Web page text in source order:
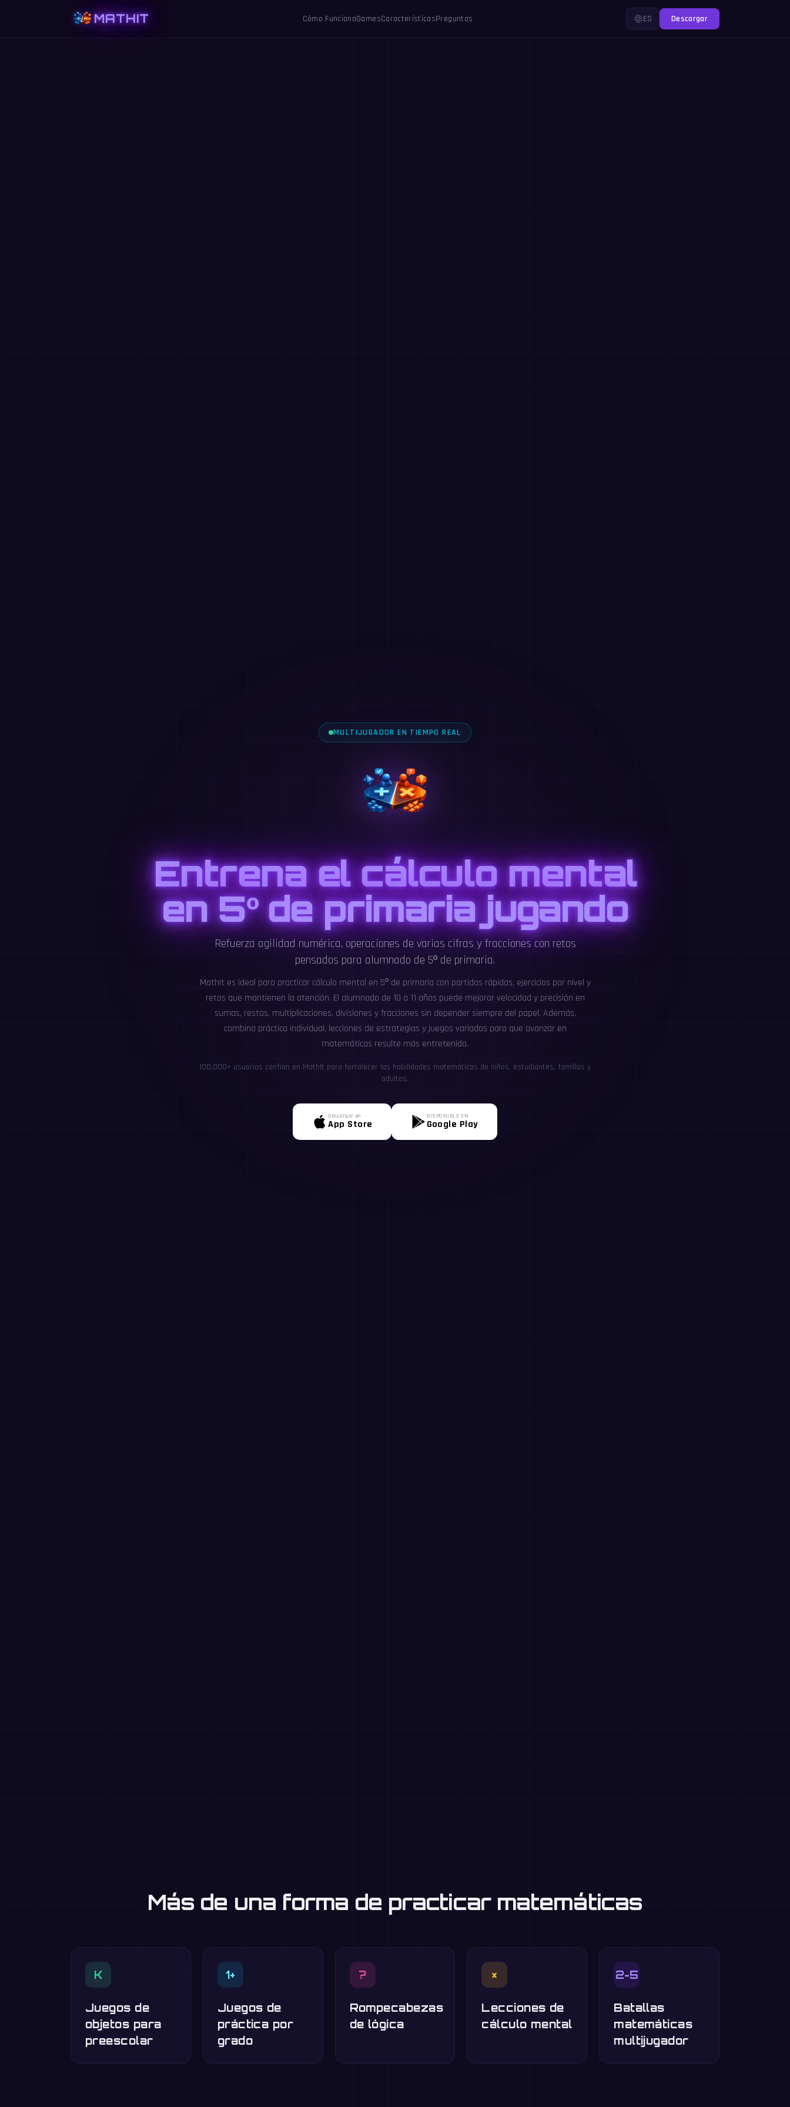
MATHIT Cómo FuncionaGamesCaracterísticasPreguntas ES Descargar
MULTIJUGADOR EN TIEMPO REAL
Entrena el cálculo mental
en 5º de primaria jugando
Refuerza agilidad numérica, operaciones de varias cifras y fracciones con retos
pensados para alumnado de 5º de primaria.
MathIt es ideal para practicar cálculo mental en 5º de primaria con partidas rápidas, ejercicios por nivel y
retos que mantienen la atención. El alumnado de 10 a 11 años puede mejorar velocidad y precisión en
sumas, restas, multiplicaciones, divisiones y fracciones sin depender siempre del papel. Además,
combina práctica individual, lecciones de estrategias y juegos variados para que avanzar en
matemáticas resulte más entretenido.
100,000+ usuarios confían en MathIt para fortalecer las habilidades matemáticas de niños, estudiantes, familias y
adultos.
Descargar en
App Store
DISPONIBLE EN
Google Play
Más de una forma de practicar matemáticas
K
Juegos de
objetos para
preescolar
1+
Juegos de
práctica por
grado
?
Rompecabezas
de lógica
×
Lecciones de
cálculo mental
2-5
Batallas
matemáticas
multijugador